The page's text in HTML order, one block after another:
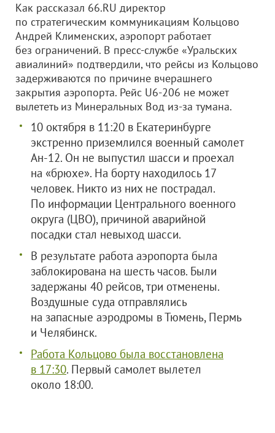
Как рассказал 66.RU директор
по стратегическим коммуникациям Кольцово
Андрей Клименских, аэропорт работает
без ограничений. В пресс-службе «Уральских
авиалиний» подтвердили, что рейсы из Кольцово
задерживаются по причине вчерашнего
закрытия аэропорта. Рейс U6-206 не может
вылететь из Минеральных Вод из-за тумана.
10 октября в 11:20 в Екатеринбурге
экстренно приземлился военный самолет
Ан-12. Он не выпустил шасси и проехал
на «брюхе». На борту находилось 17
человек. Никто из них не пострадал.
По информации Центрального военного
округа (ЦВО), причиной аварийной
посадки стал невыход шасси.
В результате работа аэропорта была
заблокирована на шесть часов. Были
задержаны 40 рейсов, три отменены.
Воздушные суда отправлялись
на запасные аэродромы в Тюмень, Пермь
и Челябинск.
Работа Кольцово была восстановлена
в 17:30. Первый самолет вылетел
около 18:00.